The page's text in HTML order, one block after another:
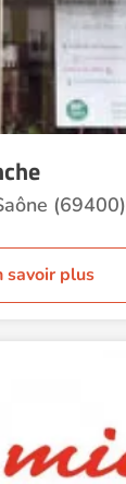
(69400)
savoir plus